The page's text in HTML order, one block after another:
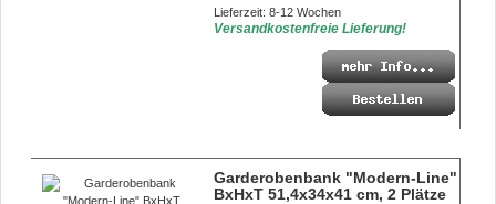
Lieferzeit: 8-12 Wochen
Versandkostenfreie Lieferung!
Garderobenbank "Modern-Line"
BxHxT 51,4x34x41 cm, 2 Plätze